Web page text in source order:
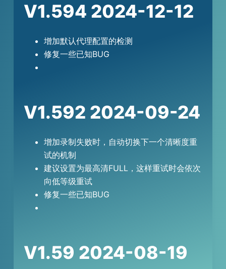
V1.594 2024-12-12
增加默认代理配置的检测
修复一些已知BUG
V1.592 2024-09-24
增加录制失败时，自动切换下一个清晰度重
试的机制
建议设置为最高清FULL，这样重试时会依次
向低等级重试
修复一些已知BUG
V1.59 2024-08-19